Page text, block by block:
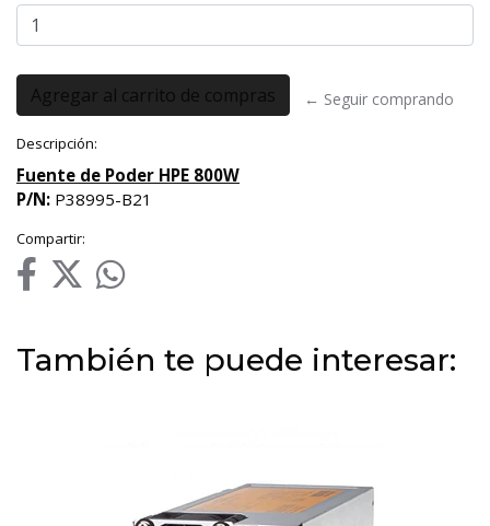
← Seguir comprando
Descripción:
Fuente de Poder HPE 800W
P/N: P38995-B21
Compartir:
También te puede interesar: